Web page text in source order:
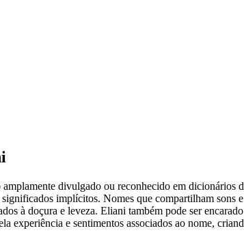
divulgado ou reconhecido em dicionários
implícitos. Nomes que compartilham
à doçura e leveza. Eliani também pode ser
experiência e sentimentos associados ao nome,